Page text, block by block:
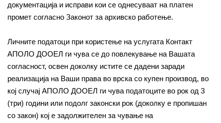
документација и исправи кои се однесуваат на платен
промет согласно Законот за архивско работење.
Личните податоци при користење на услугата Контакт
АПОЛО ДООЕЛ ги чува се до повлекување на Вашата
согласност, освен доколку истите се дадени заради
реализација на Ваши права во врска со купен производ, во
кој случај АПОЛО ДООЕЛ ги чува податоците во рок од 3
(три) години или подолг законски рок (доколку е пропишан
со закон) кој е задолжителен за чување на